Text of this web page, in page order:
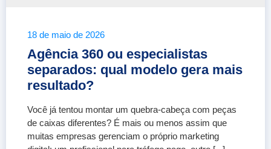
18 de maio de 2026
Agência 360 ou especialistas
separados: qual modelo gera mais
resultado?
Você já tentou montar um quebra-cabeça com peças
de caixas diferentes? É mais ou menos assim que
muitas empresas gerenciam o próprio marketing